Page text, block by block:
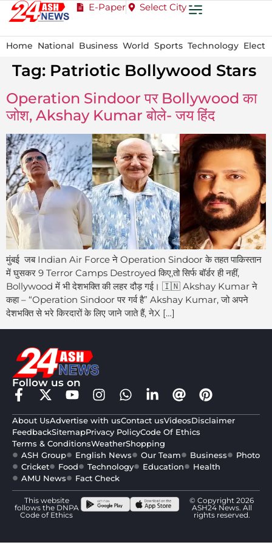
E-Paper Select City
Home National Business World Sports Technology
Tag: Patriotic Bollywood Stars
Operation Sindoor पर Bollywood का
जोश, Akshay Kumar बोले- जय हिंद
मुंबई जब Indian Air Force ने Operation Sindoor के तहत पाकिस्तान
में घुसकर 9 Terror Camps Destroyed किए,तो सिर्फ बॉर्डर ही नहीं,
Bollywood में भी देशभक्ति की लहर दौड़ गई। 🇮🇳 Akshay Kumar ने
कहा – “Operation Sindoor पर गर्व है” Akshay Kumar, जो अपने
देशभक्ति से भरे किरदारों के लिए जाने जाते हैं, नेX […]
Follow us on
About UsAdvertise with usContact usVideosDisclaimer
FeedbackSitemapPrivacy PolicyCode Of Ethics
Terms & ConditionsWeatherShopping
ASH Group
English News Our Team Business
Photo
Cricket
Food Technology Education
Health
AMU News
Fact Check
This website
follows the DNPA
Code of Ethics
© Copyright 2026
ASH24 News. All
rights reserved.